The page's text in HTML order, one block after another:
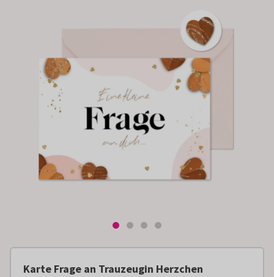
Karte Frage an Trauzeugin Herzchen